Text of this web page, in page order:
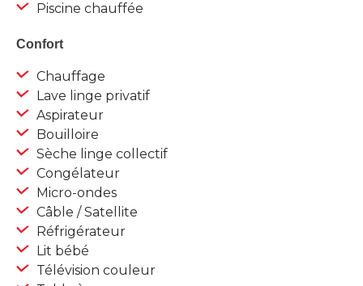
Piscine chauffée
Confort
Chauffage
Lave linge privatif
Aspirateur
Bouilloire
Sèche linge collectif
Congélateur
Micro-ondes
Câble / Satellite
Réfrigérateur
Lit bébé
Télévision couleur